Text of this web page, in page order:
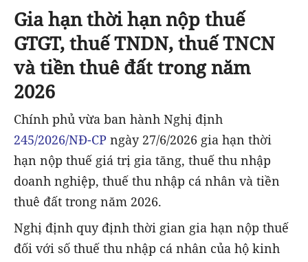
Gia hạn thời hạn nộp thuế
GTGT, thuế TNDN, thuế TNCN
và tiền thuê đất trong năm
2026
Chính phủ vừa ban hành Nghị định
245/2026/NĐ-CP ngày 27/6/2026 gia hạn thời
hạn nộp thuế giá trị gia tăng, thuế thu nhập
doanh nghiệp, thuế thu nhập cá nhân và tiền
thuê đất trong năm 2026.
Nghị định quy định thời gian gia hạn nộp thuế
đối với số thuế thu nhập cá nhân của hộ kinh